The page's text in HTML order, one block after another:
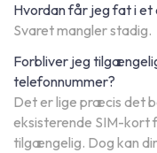
Hvordan får jeg fat i et
Svaret mangler stadig.
Forbliver jeg
telefonnummer?
Det er lige præcis det
eksisterende SIM-kort
tilgængelig. Dog kan